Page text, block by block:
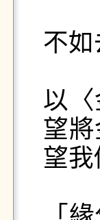
不
以
望
望